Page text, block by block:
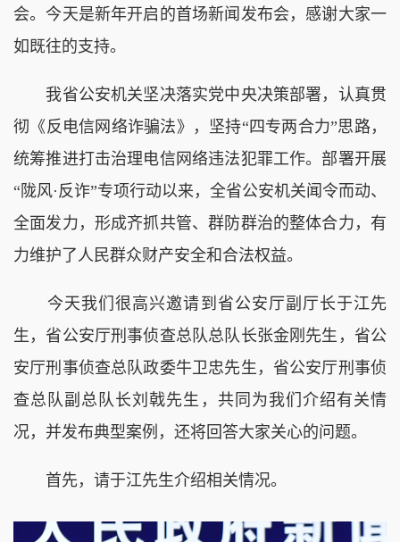
会。今天是新年开启的首场新闻发布会，感谢大家一
如既往的支持。
我省公安机关坚决落实党中央决策部署，认真贯
彻《反电信网络诈骗法》，坚持“四专两合力”思路，
统筹推进打击治理电信网络违法犯罪工作。部署开展
“陇风·反诈”专项行动以来，全省公安机关闻令而动、
全面发力，形成齐抓共管、群防群治的整体合力，有
力维护了人民群众财产安全和合法权益。
今天我们很高兴邀请到省公安厅副厅长于江先
生，省公安厅刑事侦查总队总队长张金刚先生，省公
安厅刑事侦查总队政委牛卫忠先生，省公安厅刑事侦
查总队副总队长刘戟先生，共同为我们介绍有关情
况，并发布典型案例，还将回答大家关心的问题。
首先，请于江先生介绍相关情况。